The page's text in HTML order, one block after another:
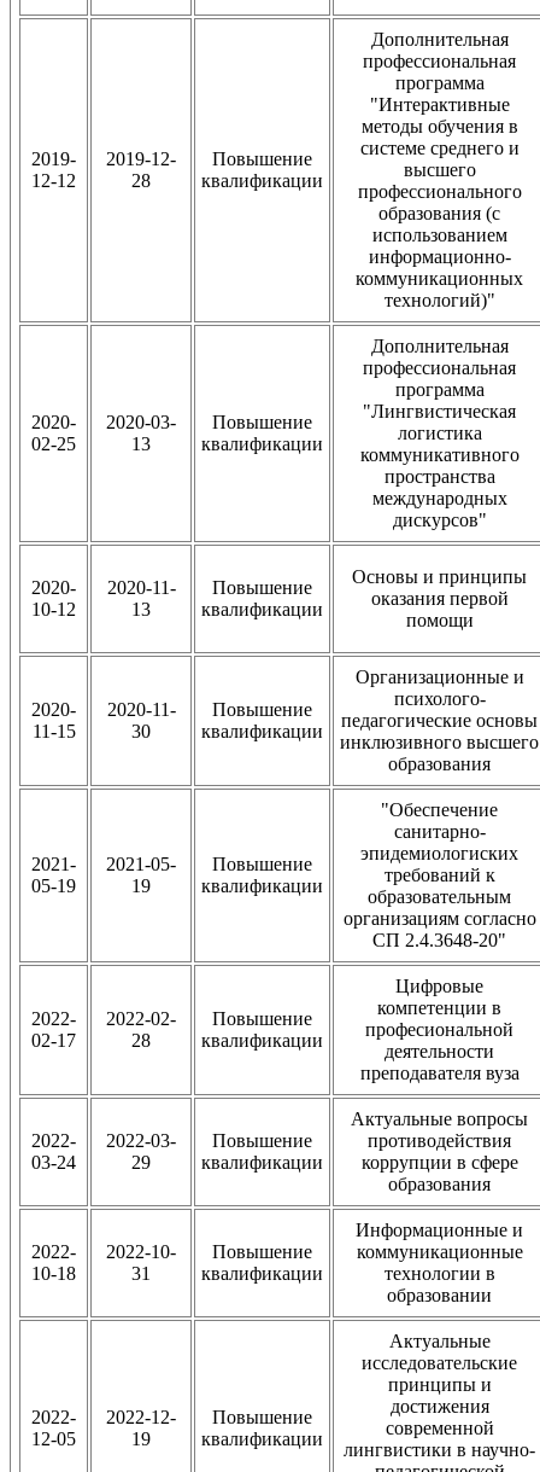
2019-
12-12
2019-12-
28
Повышение
квалификации
Дополнительная
профессиональная
программа
"Интерактивные
методы обучения в
системе среднего и
высшего
профессионального
образования (с
использованием
информационно-
коммуникационных
технологий)"
2020-
02-25
2020-03-
13
Повышение
квалификации
Дополнительная
профессиональная
программа
"Лингвистическая
логистика
коммуникативного
пространства
международных
дискурсов"
2020-
10-12
2020-11-
13
Повышение
квалификации
Основы и принципы
оказания первой
помощи
2020-
11-15
2020-11-
30
Повышение
квалификации
Организационные и
психолого-
педагогические основы
инклюзивного высшего
образования
2021-
05-19
2021-05-
19
Повышение
квалификации
"Обеспечение
санитарно-
эпидемиологиских
требований к
образовательным
организациям согласно
СП 2.4.3648-20"
2022-
02-17
2022-02-
28
Повышение
квалификации
Цифровые
компетенции в
професиональной
деятельности
преподавателя вуза
2022-
03-24
2022-03-
29
Повышение
квалификации
Актуальные вопросы
противодействия
коррупции в сфере
образования
2022-
10-18
2022-10-
31
Повышение
квалификации
Информационные и
коммуникационные
технологии в
образовании
2022-
12-05
2022-12-
19
Повышение
квалификации
Актуальные
исследовательские
принципы и
достижения
современной
лингвистики в научно-